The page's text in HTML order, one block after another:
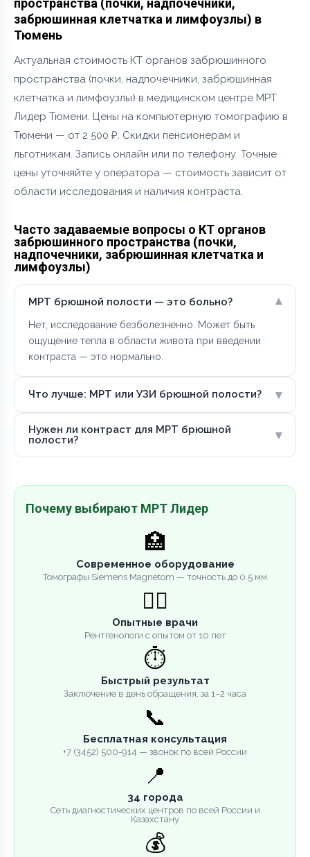
пространства (почки, надпочечники,
забрюшинная клетчатка и лимфоузлы) в
Тюмень
Актуальная стоимость КТ органов забрюшинного
пространства (почки, надпочечники, забрюшинная
клетчатка и лимфоузлы) в медицинском центре МРТ
Лидер Тюмени. Цены на компьютерную томографию в
Тюмени — от 2 500 ₽. Скидки пенсионерам и
льготникам. Запись онлайн или по телефону. Точные
цены уточняйте у оператора — стоимость зависит от
области исследования и наличия контраста.
Часто задаваемые вопросы о КТ органов
забрюшинного пространства (почки,
надпочечники, забрюшинная клетчатка и
лимфоузлы)
МРТ брюшной полости — это больно? ▾
Нет, исследование безболезненно. Может быть
ощущение тепла в области живота при введении
контраста — это нормально.
Что лучше: МРТ или УЗИ брюшной полости? ▾
Нужен ли контраст для МРТ брюшной
полости?
▾
Почему выбирают МРТ Лидер
🏥
Современное оборудование
Томографы Siemens Magnetom — точность до 0.5 мм
👨‍⚕️
Опытные врачи
Рентгенологи с опытом от 10 лет
⏱️
Быстрый результат
Заключение в день обращения, за 1–2 часа
📞
Бесплатная консультация
+7 (3452) 500-914 — звонок по всей России
📍
34 города
Сеть диагностических центров по всей России и
Казахстану
💰